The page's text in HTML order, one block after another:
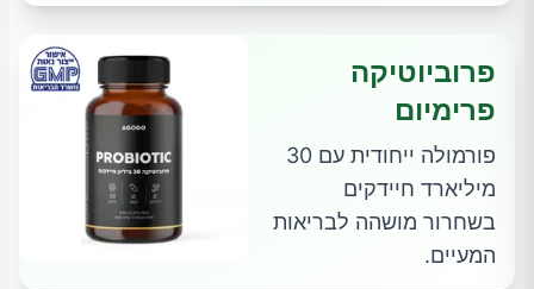
פרוביוטיקה
פרימיום
פורמולה ייחודית עם 30
מיליארד חיידקים
בשחרור מושהה לבריאות
המעיים.